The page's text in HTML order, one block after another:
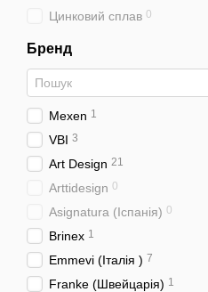
Цинковий сплав 0
Бренд
Mexen 1
VBI 3
Art Design 21
Arttidesign 0
Asignatura (Іспанія) 0
Brinex 1
Emmevi (Італія ) 7
Franke (Швейцарія) 1